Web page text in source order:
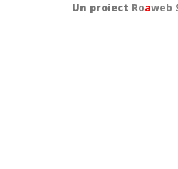
Un proiect Roaweb